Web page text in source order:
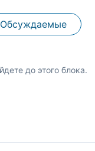
Обсуждаемые
до этого блока.